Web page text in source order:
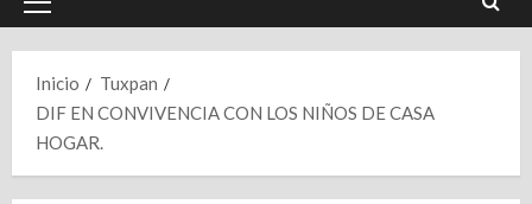
Menú
Inicio
Tuxpan
DIF EN CONVIVENCIA CON LOS NIÑOS DE CASA
HOGAR.